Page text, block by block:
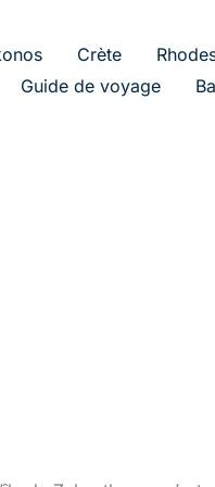
Crète
Guide de voyage